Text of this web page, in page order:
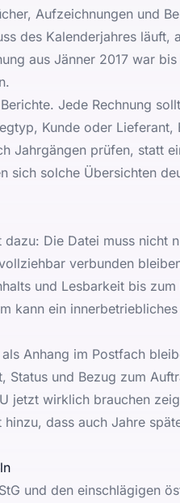
Aufzeichnungen und
des Kalenderjahres läuft,
aus Jänner 2017 war
Jede Rechnung
Kunde oder Lieferant,
Jahrgängen prüfen, statt
sich solche Übersichten
Die Datei muss nicht
verbunden
und Lesbarkeit bis zum
kann ein
Anhang im Postfach
Status und Bezug zum
jetzt wirklich brauchen
dass auch Jahre
und den einschlägigen